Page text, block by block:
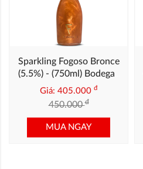
Sparkling Fogoso Bronce
(5.5%) - (750ml) Bodegas
Verduguez
Giá: 405.000 đ
450.000đ
MUA NGAY